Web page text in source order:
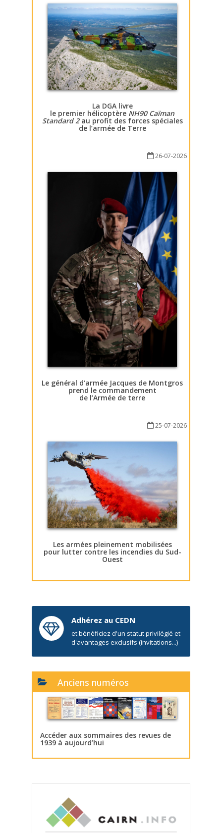
La DGA livre
le premier hélicoptère NH90 Caïman
Standard 2au profit des forces spéciales
de l’armée de Terre
26-07-2026
Le général d’armée Jacques de Montgros
prend le commandement
de l’Armée de terre
25-07-2026
Les armées pleinement mobilisées
pour lutter contre les incendies du Sud-
Ouest
Adhérez au CEDN
et bénéficiez d'un statut privilégié et
d'avantages exclusifs (invitations...)
Anciens numéros
Accéder aux sommaires des revues de
1939 à aujourd’hui